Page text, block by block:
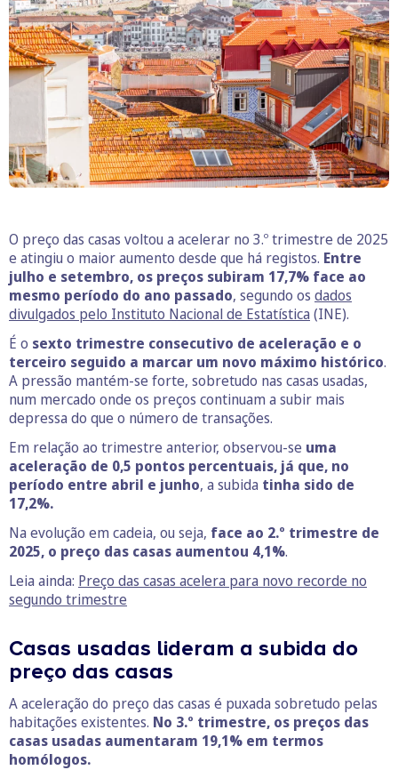
O preço das casas voltou a acelerar no 3.º trimestre de 2025
e atingiu o maior aumento desde que há registos. Entre
julho e setembro, os preços subiram 17,7% face ao
mesmo período do ano passado, segundo os dados
divulgados pelo Instituto Nacional de Estatística (INE).
É o sexto trimestre consecutivo de aceleração e o
terceiro seguido a marcar um novo máximo histórico.
A pressão mantém-se forte, sobretudo nas casas usadas,
num mercado onde os preços continuam a subir mais
depressa do que o número de transações.
Em relação ao trimestre anterior, observou-se uma
aceleração de 0,5 pontos percentuais, já que, no
período entre abril e junho, a subida tinha sido de
17,2%.
Na evolução em cadeia, ou seja, face ao 2.º trimestre de
2025, o preço das casas aumentou 4,1%.
Leia ainda: Preço das casas acelera para novo recorde no
segundo trimestre
Casas usadas lideram a subida do
preço das casas
A aceleração do preço das casas é puxada sobretudo pelas
habitações existentes. No 3.º trimestre, os preços das
casas usadas aumentaram 19,1% em termos
homólogos.